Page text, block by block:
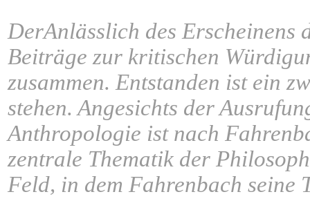
DerAnlässlich des Erscheinens
Beiträge zur kritischen
zusammen. Entstanden ist ein
stehen. Angesichts der
Anthropologie ist nach
zentrale Thematik der
Feld, in dem Fahrenbach seine